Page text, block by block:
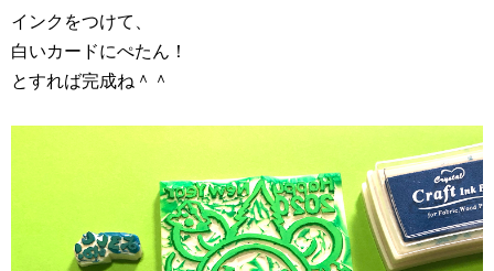
インクをつけて、
白いカードにぺたん！
とすれば完成ね＾＾